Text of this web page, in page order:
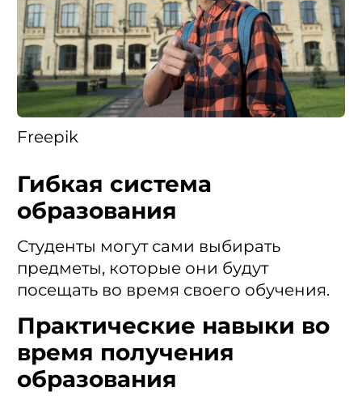
Freepik
Гибкая система
образования
Студенты могут сами выбирать
предметы, которые они будут
посещать во время своего обучения.
Практические навыки во
время получения
образования